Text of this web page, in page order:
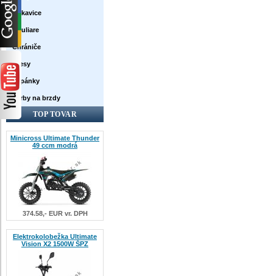
Rukavice
Okuliare
Chrániče
Dresy
Topánky
Farby na brzdy
TOP TOVAR
Minicross Ultimate Thunder
49 ccm modrá
374.58,- EUR vr. DPH
Elektrokolobežka Ultimate
Vision X2 1500W ŠPZ